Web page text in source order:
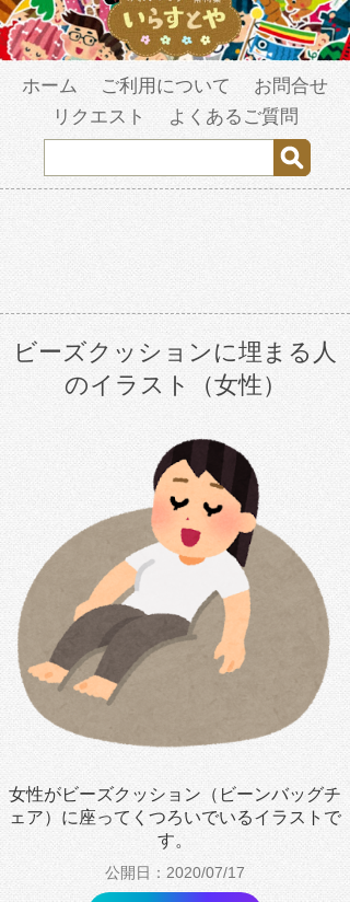
ホーム ご利用について
お問合せ
リクエスト
よくあるご質問
ビーズクッションに埋まる人
のイラスト（女性）
女性がビーズクッション（ビーンバッグチ
ェア）に座ってくつろいでいるイラストで
す。
公開日：2020/07/17